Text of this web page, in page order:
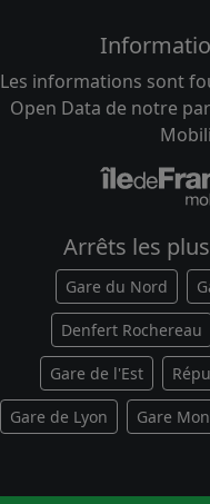
Les informations sont
Open Data de notre
Arrêts les
Gare du Nord
Denfert Rochereau
Gare de l'Est
Gare de Lyon Gare